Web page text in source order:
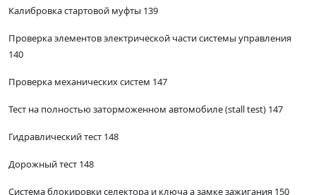
Калибровка стартовой муфты 139
Проверка элементов электрической части системы управления
140
Проверка механических систем 147
Тест на полностью заторможенном автомобиле (stall test) 147
Гидравлический тест 148
Дорожный тест 148
Система блокировки селектора и ключа а замке зажигания 150